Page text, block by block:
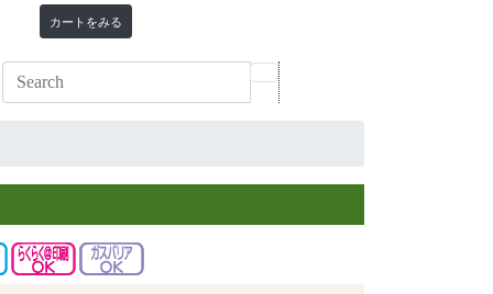
カートをみる